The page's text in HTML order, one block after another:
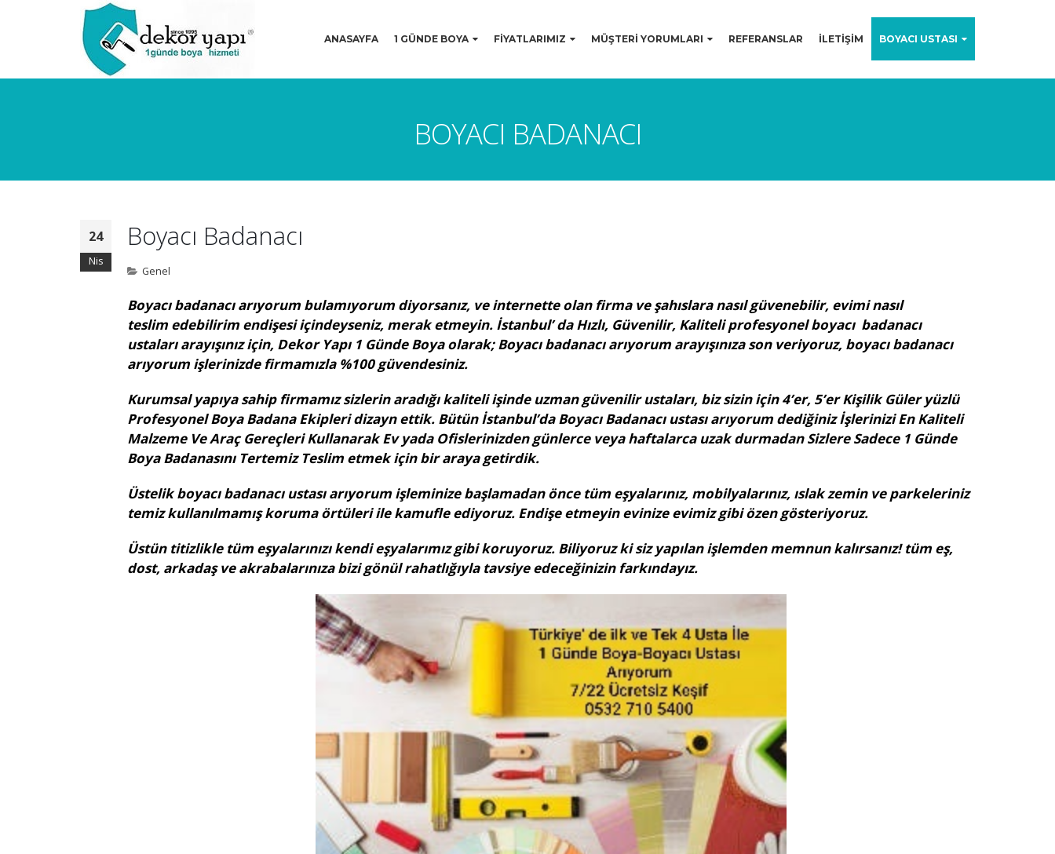
ANASAYFA 1 GÜNDE BOYA FİYATLARIMIZ MÜŞTERİ YORUMLARI REFERANSLAR İLETİŞİM BOYACI USTASI
BOYACI BADANACI
24
Nis
Boyacı Badanacı
Genel
Boyacı badanacı arıyorum bulamıyorum diyorsanız, ve internette olan firma ve şahıslara nasıl güvenebilir, evimi nasıl
teslim edebilirim endişesi içindeyseniz, merak etmeyin. İstanbul’ da Hızlı, Güvenilir, Kaliteli profesyonel boyacı badanacı
ustaları arayışınız için, Dekor Yapı 1 Günde Boya olarak; Boyacı badanacı arıyorum arayışınıza son veriyoruz, boyacı badanacı
arıyorum işlerinizde firmamızla %100 güvendesiniz.
Kurumsal yapıya sahip firmamız sizlerin aradığı kaliteli işinde uzman güvenilir ustaları, biz sizin için 4’er, 5’er Kişilik Güler yüzlü
Profesyonel Boya Badana Ekipleri dizayn ettik. Bütün İstanbul’da Boyacı Badanacı ustası arıyorum dediğiniz İşlerinizi En Kaliteli
Malzeme Ve Araç Gereçleri Kullanarak Ev yada Ofislerinizden günlerce veya haftalarca uzak durmadan Sizlere Sadece 1 Günde
Boya Badanasını Tertemiz Teslim etmek için bir araya getirdik.
Üstelik boyacı badanacı ustası arıyorum işleminize başlamadan önce tüm eşyalarınız, mobilyalarınız, ıslak zemin ve parkeleriniz
temiz kullanılmamış koruma örtüleri ile kamufle ediyoruz. Endişe etmeyin evinize evimiz gibi özen gösteriyoruz.
Üstün titizlikle tüm eşyalarınızı kendi eşyalarımız gibi koruyoruz. Biliyoruz ki siz yapılan işlemden memnun kalırsanız! tüm eş,
dost, arkadaş ve akrabalarınıza bizi gönül rahatlığıyla tavsiye edeceğinizin farkındayız.